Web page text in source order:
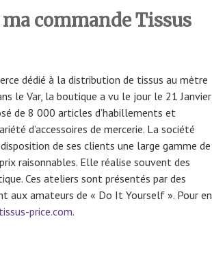
commande Tissus
dédié à la distribution de tissus au mètre
le Var, la boutique a vu le jour le 21 Janvier
de 8 000 articles d’habillements et
d’accessoires de mercerie. La société
de ses clients une large gamme de
raisonnables. Elle réalise souvent des
Ces ateliers sont présentés par des
aux amateurs de « Do It Yourself ». Pour en
price.com.